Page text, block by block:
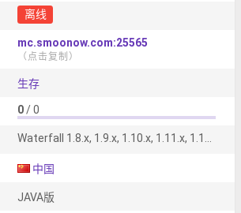
离线
mc.smoonow.com:25565
（点击复制）
生存
0/ 0
中国
JAVA版